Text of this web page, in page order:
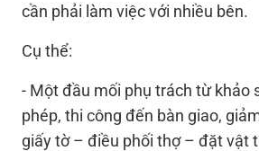
cần phải làm việc với nhiều bên.
Cụ thể:
- Một đầu mối phụ trách từ khảo
phép, thi công đến bàn giao,
giấy tờ – điều phối thợ – đặt vật